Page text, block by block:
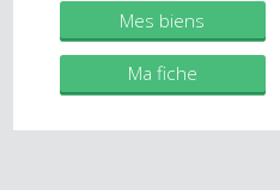
Agent commercial (Entreprise
individuelle)